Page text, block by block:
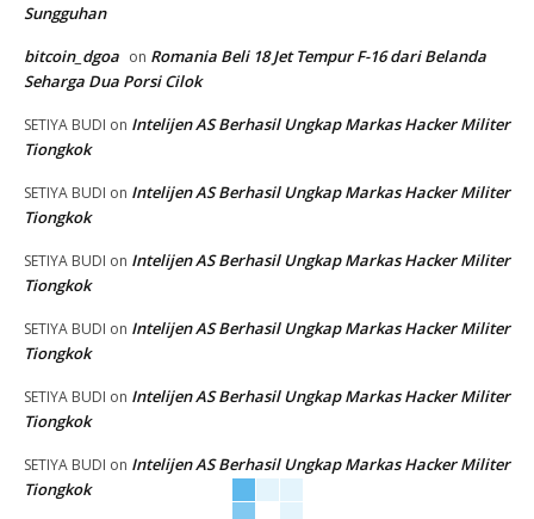
Sungguhan
bitcoin_dgoa on Romania Beli 18 Jet Tempur F-16 dari Belanda
Seharga Dua Porsi Cilok
SETIYA BUDI on Intelijen AS Berhasil Ungkap Markas Hacker Militer
Tiongkok
SETIYA BUDI on Intelijen AS Berhasil Ungkap Markas Hacker Militer
Tiongkok
SETIYA BUDI on Intelijen AS Berhasil Ungkap Markas Hacker Militer
Tiongkok
SETIYA BUDI on Intelijen AS Berhasil Ungkap Markas Hacker Militer
Tiongkok
SETIYA BUDI on Intelijen AS Berhasil Ungkap Markas Hacker Militer
Tiongkok
SETIYA BUDI on Intelijen AS Berhasil Ungkap Markas Hacker Militer
Tiongkok